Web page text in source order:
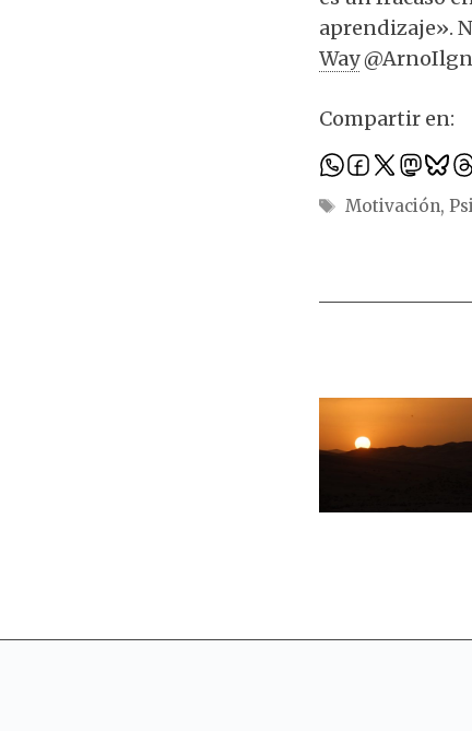
aprendizaje».
Way
Compartir en:
Etiquetas
Motivación,